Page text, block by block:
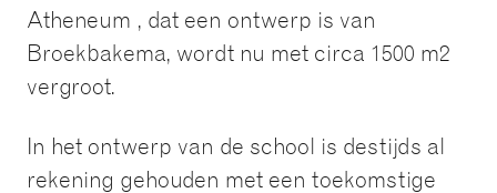
Atheneum , dat een ontwerp is van
Broekbakema, wordt nu met circa 1500 m2
vergroot.
In het ontwerp van de school is destijds al
rekening gehouden met een toekomstige